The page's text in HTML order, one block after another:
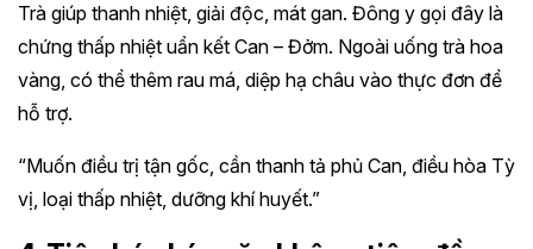
Trà giúp thanh nhiệt, giải độc, mát gan. Đông y gọi đây là
chứng thấp nhiệt uẩn kết Can – Đởm. Ngoài uống trà hoa
vàng, có thể thêm rau má, diệp hạ châu vào thực đơn để
hỗ trợ.
“Muốn điều trị tận gốc, cần thanh tả phủ Can, điều hòa Tỳ
vị, loại thấp nhiệt, dưỡng khí huyết.”